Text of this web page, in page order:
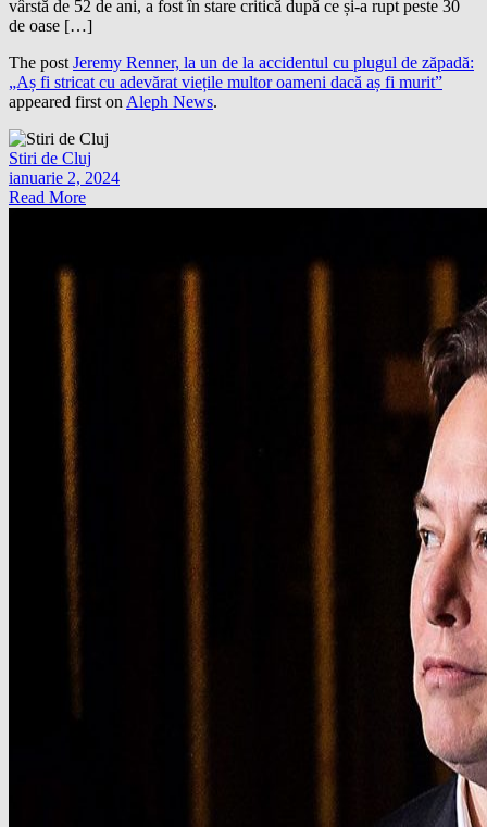
vârstă de 52 de ani, a fost în stare critică după ce și-a rupt peste 30
de oase […]
The postJeremy Renner, la un de la accidentul cu plugul de zăpadă:
„Aș fi stricat cu adevărat viețile multor oameni dacă aș fi murit”
appeared first onAleph News.
Stiri de Cluj
ianuarie 2, 2024
Read More